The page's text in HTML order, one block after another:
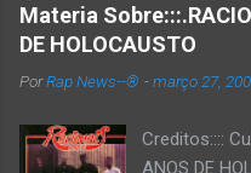
Materia
DE HOLOCAUSTO
PorRap News--® -março 27,
Creditos::::